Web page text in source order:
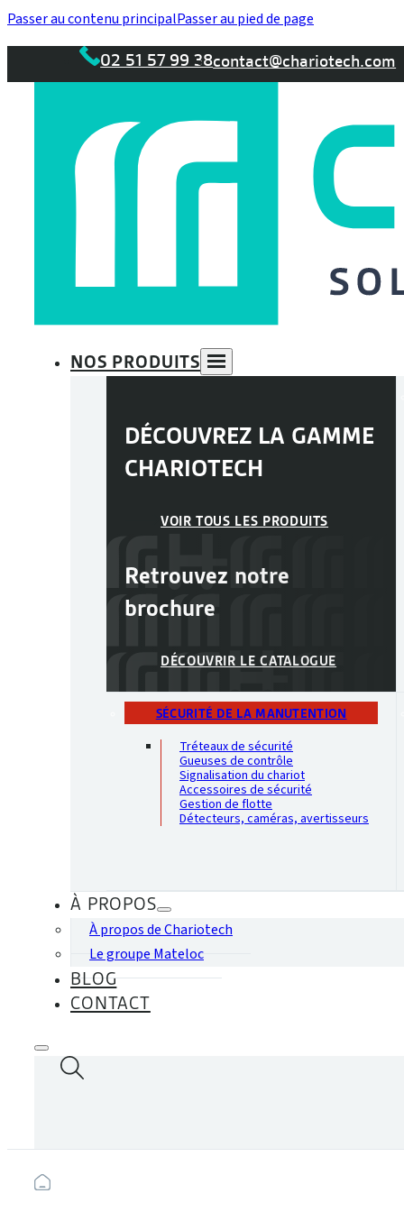
Passer au contenu principalPasser au pied de page
02 51 57 99 38contact@chariotech.com
NOS PRODUITS
DÉCOUVREZ LA GAMME
CHARIOTECH
VOIR TOUS LES PRODUITS
Retrouvez notre
brochure
DÉCOUVRIR LE CATALOGUE
SÉCURITÉ DE LA MANUTENTION
Tréteaux de sécurité
Gueuses de contrôle
Signalisation du chariot
Accessoires de sécurité
Gestion de flotte
Détecteurs, caméras, avertisseurs
À PROPOS
À propos de Chariotech
Le groupe Mateloc
BLOG
CONTACT